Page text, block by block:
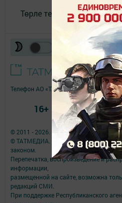
Төрле темалар
© 2011 - 2026. Якты юл (Светлый
© ТАТМЕДИА. Все материалы,
законом.
Перепечатка, воспроизведение и
информации,
размещенной на сайте, возможна
редакций СМИ.
При поддержке Республиканского
Телефон АО «ТАТМЕДИА»:(843) 222
16+